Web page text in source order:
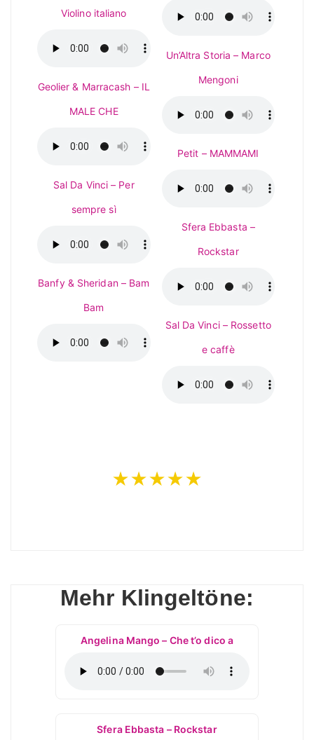
Violino italiano
Geolier & Marracash – IL
MALE CHE
Sal Da Vinci – Per
sempre sì
Banfy & Sheridan – Bam
Bam
Un’Altra Storia – Marco
Mengoni
Petit – MAMMAMI
Sfera Ebbasta –
Rockstar
Sal Da Vinci – Rossetto
e caffè
★★★★★
Mehr Klingeltöne:
Angelina Mango – Che t’o dico a
Sfera Ebbasta – Rockstar